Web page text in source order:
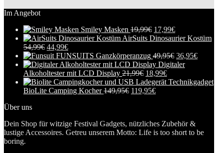
Im Angebot
Smiley Masken 19,99€ 17,99€
AirSuits Dinosaurier Kostüm
54,99€ 44,99€
FUNSUITS Ganzkörperanzug 49,95€ 36,95€
Digitaler
Alkoholtester mit LCD Display 21,99€ 18,99€
BioLite Camping Kocher 149,95€ 119,95€
Über uns
Dein Shop für witzige Festival Gadgets, nützliches Zubehör &
lustige Accessoires. Getreu unserem Motto: Life is too short to be
boring.